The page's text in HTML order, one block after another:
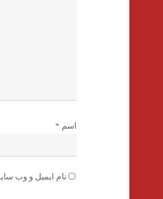
اسم *
نام ایمیل و وب